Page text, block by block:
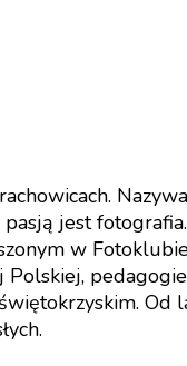
jest
w
Polskiej,
Od